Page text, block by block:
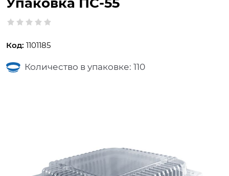
Код: 1101185
Количество в упаковке: 110